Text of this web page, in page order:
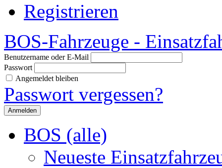
Registrieren
BOS-Fahrzeuge -
Benutzername oder E-Mail
Passwort
Angemeldet bleiben
Passwort vergessen?
BOS (alle)
Neueste